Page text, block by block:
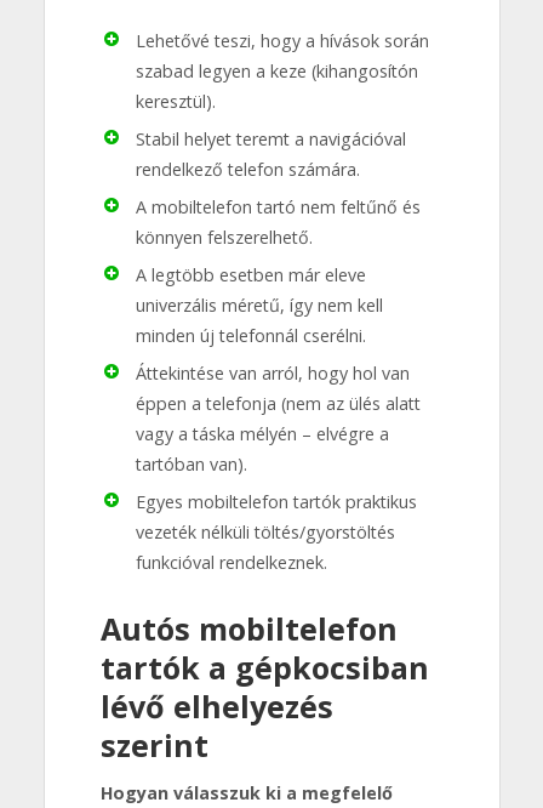
Lehetővé teszi, hogy a hívások során
szabad legyen a keze (kihangosítón
keresztül).
Stabil helyet teremt a navigációval
rendelkező telefon számára.
A mobiltelefon tartó nem feltűnő és
könnyen felszerelhető.
A legtöbb esetben már eleve
univerzális méretű, így nem kell
minden új telefonnál cserélni.
Áttekintése van arról, hogy hol van
éppen a telefonja (nem az ülés alatt
vagy a táska mélyén – elvégre a
tartóban van).
Egyes mobiltelefon tartók praktikus
vezeték nélküli töltés/gyorstöltés
funkcióval rendelkeznek.
Autós mobiltelefon
tartók a gépkocsiban
lévő elhelyezés
szerint
Hogyan válasszuk ki a megfelelő